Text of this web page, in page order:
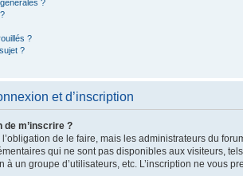
?
?
?
et d’inscription
de m’inscrire ?
l’obligation de le faire, mais les administrateurs du
qui ne sont pas disponibles aux visiteurs,
à un groupe d’utilisateurs, etc. L’inscription ne vous